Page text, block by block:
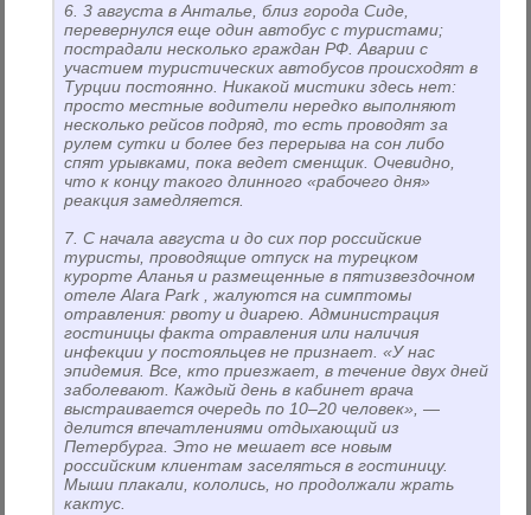
6. 3 августа в Анталье, близ города Сиде,
перевернулся еще один автобус с туристами;
пострадали несколько граждан РФ. Аварии с
участием туристических автобусов происходят в
Турции постоянно. Никакой мистики здесь нет:
просто местные водители нередко выполняют
несколько рейсов подряд, то есть проводят за
рулем сутки и более без перерыва на сон либо
спят урывками, пока ведет сменщик. Очевидно,
что к концу такого длинного «рабочего дня»
реакция замедляется.
7. С начала августа и до сих пор российские
туристы, проводящие отпуск на турецком
курорте Аланья и размещенные в пяти­звездочном
отеле Alara Park , жалуются на симптомы
отравления: рвоту и диарею. Администрация
гостиницы факта отравления или наличия
инфекции у постояльцев не признает. «У нас
эпидемия. Все, кто приезжает, в течение двух дней
заболевают. Каждый день в кабинет врача
выстраивается очередь по 10–20 человек», —
делится впечатлениями отдыхающий из
Петербурга. Это не мешает все новым
российским клиентам заселяться в гостиницу.
Мыши плакали, кололись, но продолжали жрать
кактус.